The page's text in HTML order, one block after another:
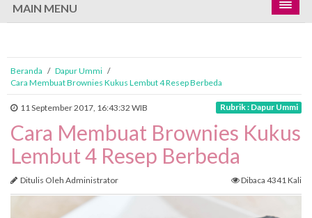
MAIN MENU
Beranda / Dapur Ummi /
Cara Membuat Brownies Kukus Lembut 4 Resep Berbeda
11 September 2017, 16:43:32 WIB Rubrik : Dapur Ummi
Cara Membuat Brownies Kukus
Lembut 4 Resep Berbeda
Ditulis Oleh Administrator Dibaca 4341 Kali